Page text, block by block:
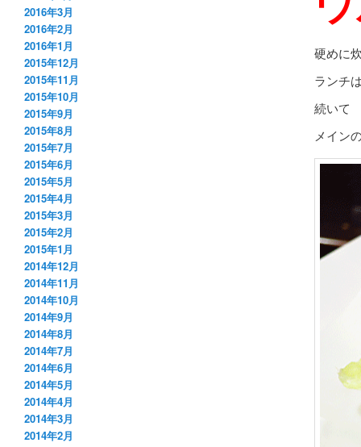
硬めに
ランチ
続いて
メイン
2016年3月
2016年2月
2016年1月
2015年12月
2015年11月
2015年10月
2015年9月
2015年8月
2015年7月
2015年6月
2015年5月
2015年4月
2015年3月
2015年2月
2015年1月
2014年12月
2014年11月
2014年10月
2014年9月
2014年8月
2014年7月
2014年6月
2014年5月
2014年4月
2014年3月
2014年2月